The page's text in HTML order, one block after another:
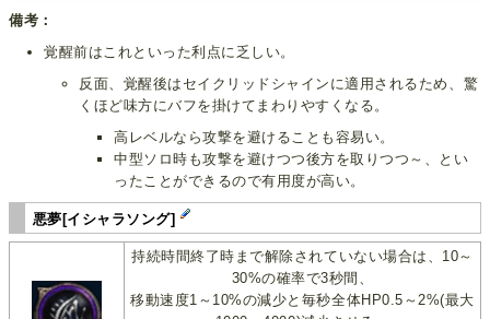
備考：
覚醒前はこれといった利点に乏しい。
反面、覚醒後はセイクリッドシャインに適用されるため、驚
くほど味方にバフを掛けてまわりやすくなる。
高レベルなら攻撃を避けることも容易い。
中型ソロ時も攻撃を避けつつ後方を取りつつ～、とい
ったことができるので有用度が高い。
悪夢[イシャラソング]
持続時間終了時まで解除されていない場合は、10～
30%の確率で3秒間、
移動速度1～10%の減少と毎秒全体HP0.5～2%(最大